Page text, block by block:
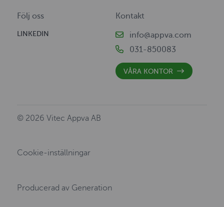
Följ oss
LINKEDIN
Kontakt
info@appva.com
031-850083
VÅRA KONTOR
© 2026 Vitec Appva AB
Cookie-inställningar
Producerad av Generation